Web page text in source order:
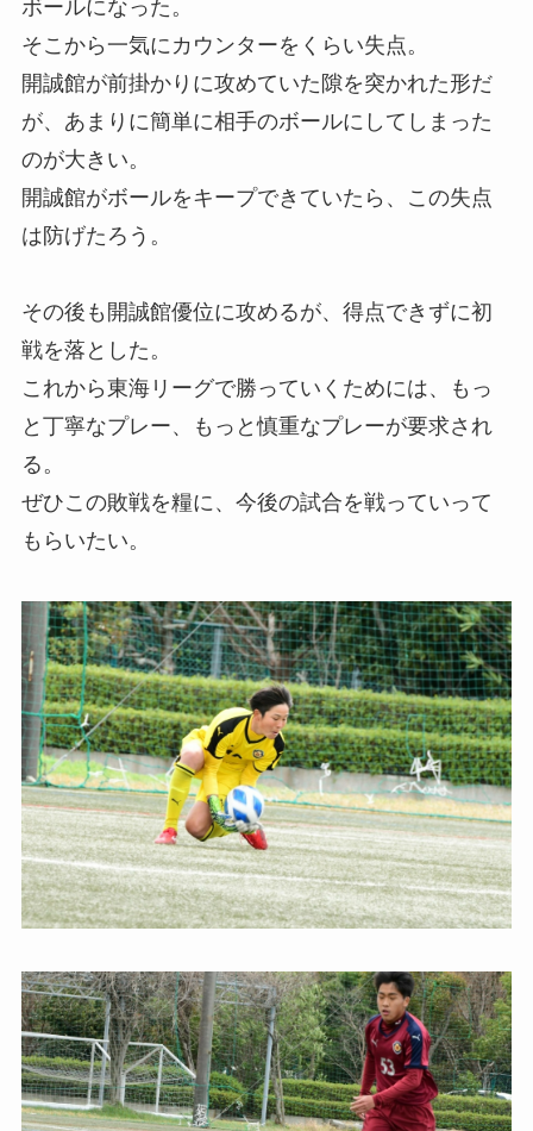
ボールになった。
そこから一気にカウンターをくらい失点。
開誠館が前掛かりに攻めていた隙を突かれた形だ
が、あまりに簡単に相手のボールにしてしまった
のが大きい。
開誠館がボールをキープできていたら、この失点
は防げたろう。
その後も開誠館優位に攻めるが、得点できずに初
戦を落とした。
これから東海リーグで勝っていくためには、もっ
と丁寧なプレー、もっと慎重なプレーが要求され
る。
ぜひこの敗戦を糧に、今後の試合を戦っていって
もらいたい。